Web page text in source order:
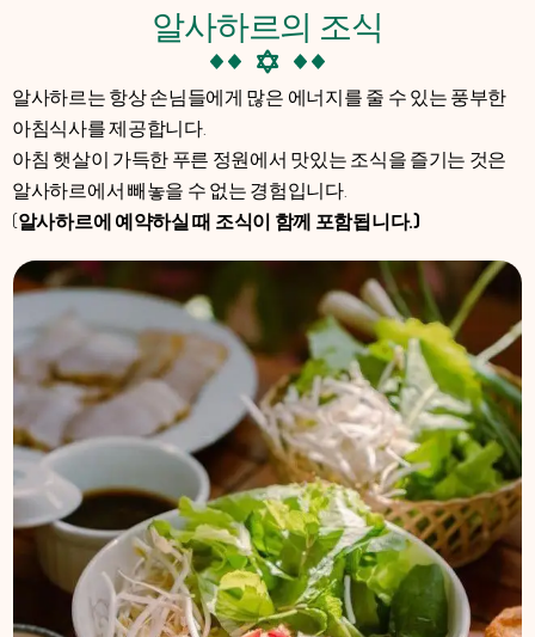
알사하르의 조식
알사하르는 항상 손님들에게 많은 에너지를 줄 수 있는 풍부한
아침식사를 제공합니다.
아침 햇살이 가득한 푸른 정원에서 맛있는 조식을 즐기는 것은
알사하르에서 빼놓을 수 없는 경험입니다.
(알사하르에 예약하실 때 조식이 함께 포함됩니다.)